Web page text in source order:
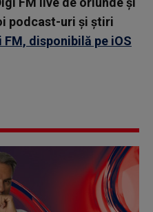
podcast-uri și știri
disponibilă pe iOS